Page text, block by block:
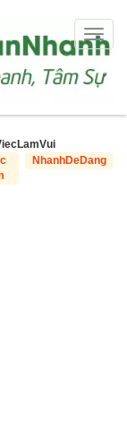
NhanhDeDang